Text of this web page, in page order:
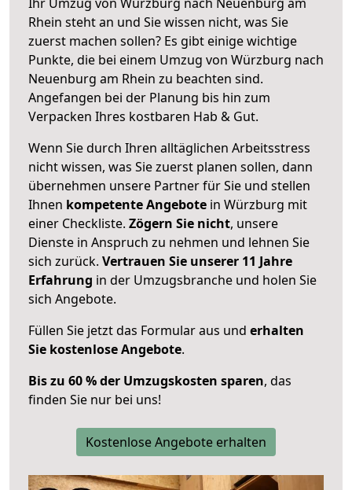
Rhein steht an und Sie wissen nicht, was Sie
zuerst machen sollen? Es gibt einige wichtige
Punkte, die bei einem Umzug von Würzburg nach
Neuenburg am Rhein zu beachten sind.
Angefangen bei der Planung bis hin zum
Verpacken Ihres kostbaren Hab & Gut.
Wenn Sie durch Ihren alltäglichen Arbeitsstress
nicht wissen, was Sie zuerst planen sollen, dann
übernehmen unsere Partner für Sie und stellen
Ihnen kompetente Angebote in Würzburg mit
einer Checkliste. Zögern Sie nicht, unsere
Dienste in Anspruch zu nehmen und lehnen Sie
sich zurück. Vertrauen Sie unserer 11 Jahre
Erfahrung in der Umzugsbranche und holen Sie
sich Angebote.
Füllen Sie jetzt das Formular aus und erhalten
Sie kostenlose Angebote.
Bis zu 60 % der Umzugskosten sparen, das
finden Sie nur bei uns!
Kostenlose Angebote erhalten